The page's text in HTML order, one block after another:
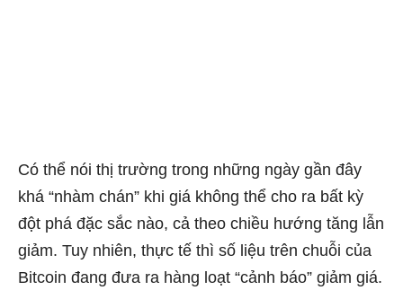
Có thể nói thị trường trong những ngày gần đây
khá “nhàm chán” khi giá không thể cho ra bất kỳ
đột phá đặc sắc nào, cả theo chiều hướng tăng lẫn
giảm. Tuy nhiên, thực tế thì số liệu trên chuỗi của
Bitcoin đang đưa ra hàng loạt “cảnh báo” giảm giá.